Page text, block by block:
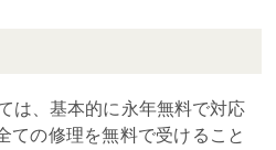
は、基本的に永年無料で対応
ての修理を無料で受けること